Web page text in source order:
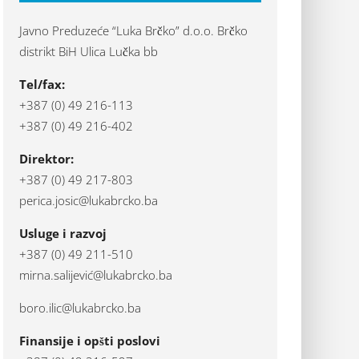
Javno Preduzeće “Luka Brčko” d.o.o. Brčko
distrikt BiH Ulica Lučka bb
Tel/fax:
+387 (0) 49 216-113
+387 (0) 49 216-402
Direktor:
+387 (0) 49 217-803
perica.josic@lukabrcko.ba
Usluge i razvoj
+387 (0) 49 211-510
mirna.salijević@lukabrcko.ba
boro.ilic@lukabrcko.ba
Finansije i opšti poslovi